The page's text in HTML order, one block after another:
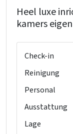
Außenpool
Whirlpool/
Niederlande
Texel
Nordholland
Den Burg
Heel luxe
kamers
Check-in
Reinigung
Personal
Ausstattung
Lage